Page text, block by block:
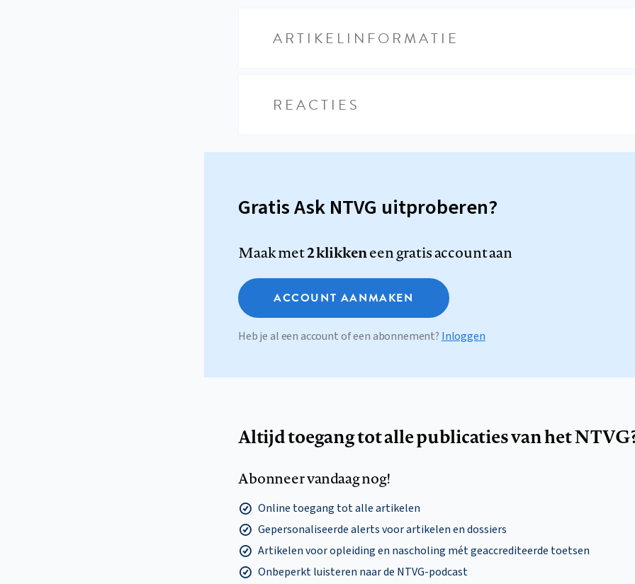
ARTIKELINFORMATIE
REACTIES
Gratis Ask NTVG uitproberen?
Maak met2 klikkeneen gratis account aan
ACCOUNT AANMAKEN
Heb je al een account of een abonnement? Inloggen
Altijd toegang tot alle publicaties van het
Abonneer vandaag nog!
Online toegang tot alle artikelen
Gepersonaliseerde alerts voor artikelen en dossiers
Artikelen voor opleiding en nascholing mét geaccrediteerde toetsen
Onbeperkt luisteren naar de NTVG-podcast